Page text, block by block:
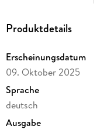
Produktdetails
Erscheinungsdatum
09. Oktober 2025
Sprache
deutsch
Ausgabe